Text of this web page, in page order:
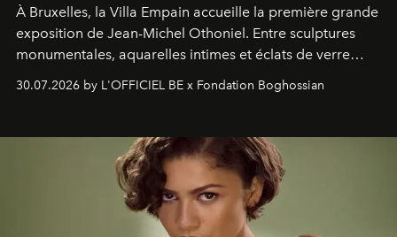
À Bruxelles, la Villa Empain accueille la première grande
exposition de Jean-Michel Othoniel. Entre sculptures
monumentales, aquarelles intimes et éclats de verre
émotionnel où chaque œuvre devient le souvenir
émerveillement.
30.07.2026 by L'OFFICIEL BE x Fondation Boghossian